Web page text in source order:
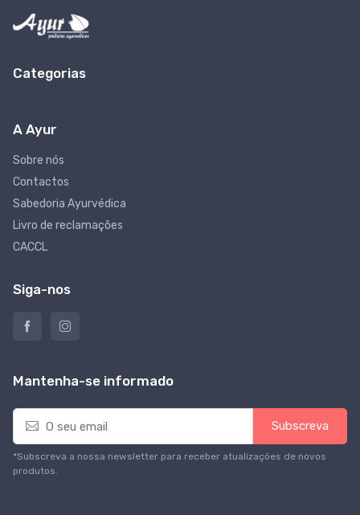
Categorias
A Ayur
Sobre nós
Contactos
Sabedoria Ayurvédica
Livro de reclamações
CACCL
Siga-nos
Mantenha-se informado
E
a
i
l
Subscreva
*Subscreva a nossa newsletter para receber atualizações de novos
produtos.